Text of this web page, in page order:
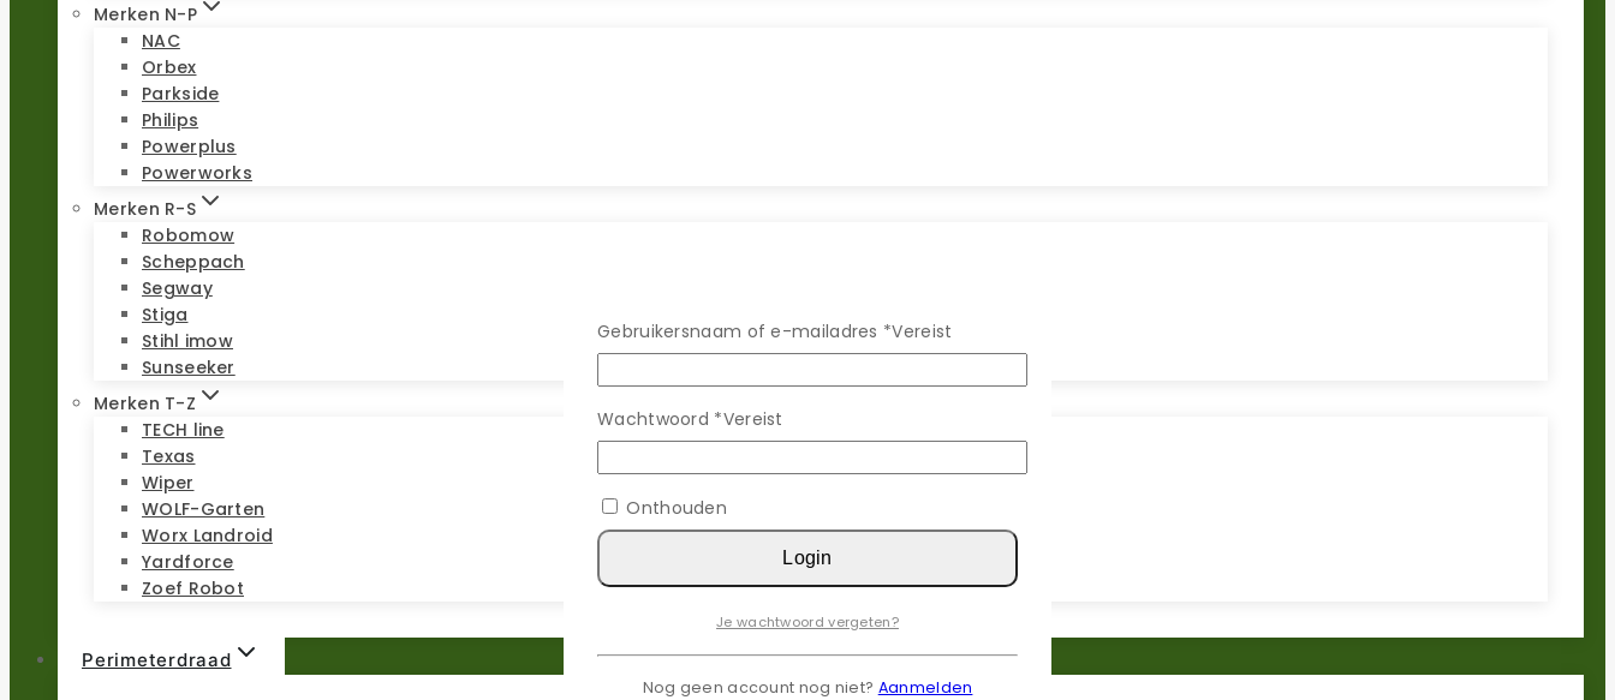
Merken N-P
NAC
Orbex
Parkside
Philips
Powerplus
Powerworks
Merken R-S
Robomow
Scheppach
Segway
Stiga
Stihl imow
Sunseeker
Merken T-Z
TECH line
Texas
Wiper
WOLF-Garten
Worx Landroid
Yardforce
Zoef Robot
Perimeterdraad
Gebruikersnaam of e-mailadres *Vereist
Wachtwoord *Vereist
Onthouden
Login
Je wachtwoord vergeten?
Nog geen account nog niet? Aanmelden